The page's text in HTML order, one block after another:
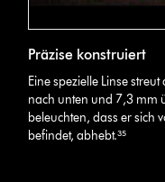
Präzise konstruiert
Eine spezielle Linse
nach unten und 7,3 mm
beleuchten, dass er sich
befindet, abhebt.³⁵